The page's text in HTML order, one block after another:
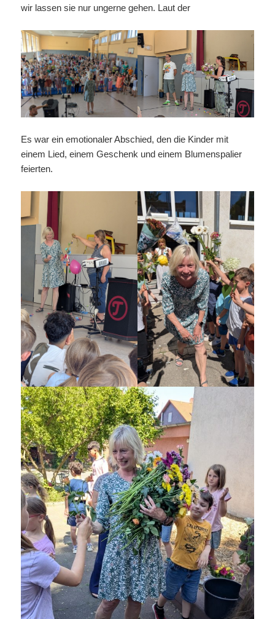
wir lassen sie nur ungerne gehen. Laut der
Es war ein emotionaler Abschied, den die Kinder mit
einem Lied, einem Geschenk und einem Blumenspalier
feierten.